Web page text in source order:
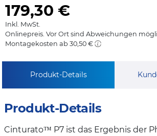
179,30 €
Inkl. MwSt.
Onlinepreis. Vor Ort sind Abweichungen
Montagekosten ab 30,50 €
Produkt-Details
Produkt-Details
Cinturato™ P7 ist das Ergebnis der